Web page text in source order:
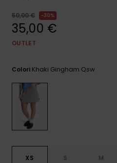
50,00 € 30%
35,00 €
OUTLET
Colori Khaki Gingham Qsw
XS S M